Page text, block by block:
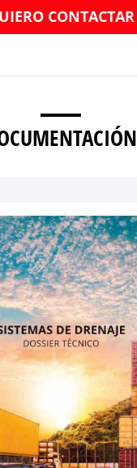
CONTACTAR